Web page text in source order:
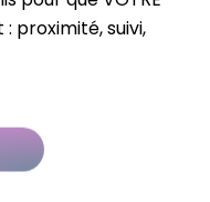
proximité, suivi,